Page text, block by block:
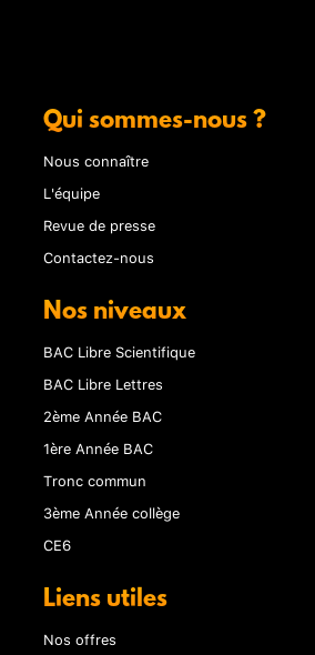
Qui sommes-nous ?
Nous connaître
L'équipe
Revue de presse
Contactez-nous
Nos niveaux
BAC Libre Scientifique
BAC Libre Lettres
2ème Année BAC
1ère Année BAC
Tronc commun
3ème Année collège
CE6
Liens utiles
Nos offres